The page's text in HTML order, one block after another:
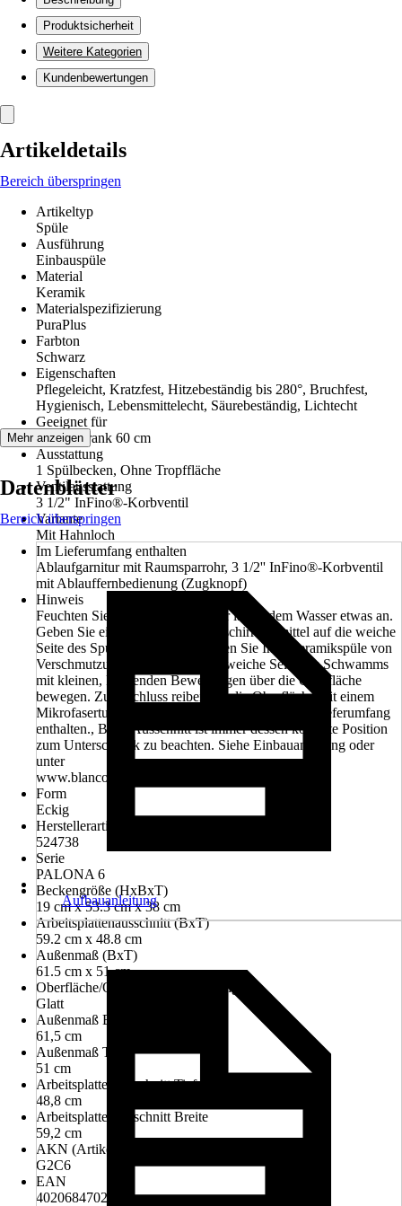
Produktsicherheit
Weitere Kategorien
Kundenbewertungen
Artikeldetails
Bereich überspringen
Artikeltyp
Spüle
Ausführung
Einbauspüle
Material
Keramik
Materialspezifizierung
PuraPlus
Farbton
Schwarz
Eigenschaften
Pflegeleicht, Kratzfest, Hitzebeständig bis 280°, Bruchfest,
Hygienisch, Lebensmittelecht, Säurebeständig, Lichtecht
Geeignet für
Unterschrank 60 cm
Ausstattung
1 Spülbecken, Ohne Tropffläche
Ventilausstattung
3 1/2" InFino®-Korbventil
Variante
Mit Hahnloch
Im Lieferumfang enthalten
Ablaufgarnitur mit Raumsparrohr, 3 1/2'' InFino®-Korbventil
mit Ablauffernbedienung (Zugknopf)
Hinweis
Feuchten Sie den Schwamm unter laufendem Wasser etwas an.
Geben Sie eine kleine Menge Geschirrspülmittel auf die weiche
Seite des Spülschwamms. Reinigen Sie Ihre Keramikspüle von
Verschmutzungen, indem Sie die weiche Seite des Schwamms
mit kleinen, kreisenden Bewegungen über die Oberfläche
bewegen. Zum Schluss reiben Sie die Oberfläche mit einem
Mikrofasertuch trocken., Der Siphon ist nicht im Lieferumfang
enthalten., Beim Ausschnitt ist immer dessen korrekte Position
zum Unterschrank zu beachten. Siehe Einbauanleitung oder
unter
www.blanco.com
Form
Eckig
Herstellerartikelnummer
524738
Serie
PALONA 6
Beckengröße (HxBxT)
19 cm x 53.3 cm x 38 cm
Arbeitsplattenausschnitt (BxT)
59.2 cm x 48.8 cm
Außenmaß (BxT)
61.5 cm x 51 cm
Oberfläche/Oberflächenbehandlung
Glatt
Außenmaß Breite
61,5 cm
Außenmaß Tiefe
51 cm
Arbeitsplattenausschnitt Tiefe
48,8 cm
Arbeitsplattenausschnitt Breite
59,2 cm
AKN (Artikelkurznummer)
G2C6
EAN
4020684702522
Mehr anzeigen
Datenblätter
Bereich überspringen
Aufbauanleitung